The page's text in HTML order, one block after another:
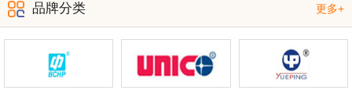
品牌分类 更多+